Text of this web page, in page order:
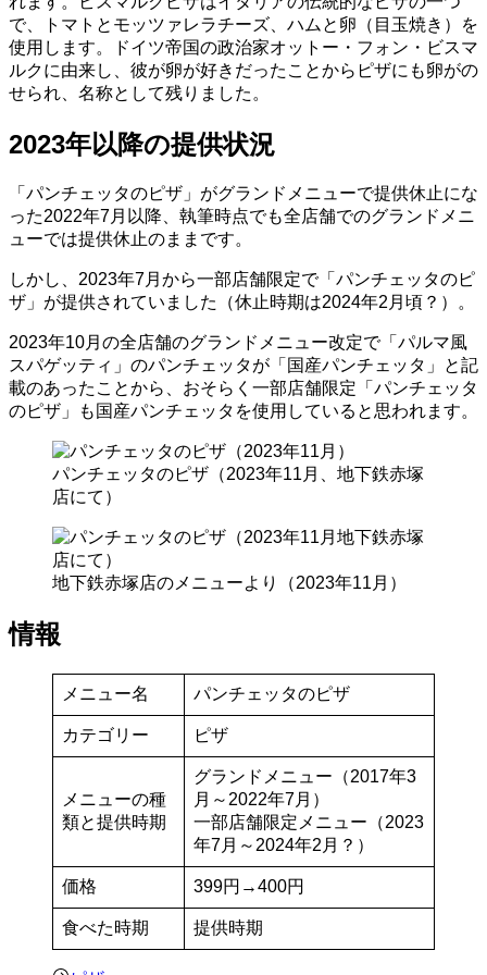
で、トマトとモッツァレラチーズ、ハムと卵（目玉焼き）を
使用します。ドイツ帝国の政治家オットー・フォン・ビスマ
ルクに由来し、彼が卵が好きだったことからピザにも卵がの
せられ、名称として残りました。
2023年以降の提供状況
「パンチェッタのピザ」がグランドメニューで提供休止にな
った2022年7月以降、執筆時点でも全店舗でのグランドメニ
ューでは提供休止のままです。
しかし、2023年7月から一部店舗限定で「パンチェッタのピ
ザ」が提供されていました（休止時期は2024年2月頃？）。
2023年10月の全店舗のグランドメニュー改定で「パルマ風
スパゲッティ」のパンチェッタが「国産パンチェッタ」と記
載のあったことから、おそらく一部店舗限定「パンチェッタ
のピザ」も国産パンチェッタを使用していると思われます。
パンチェッタのピザ（2023年11月、地下鉄赤塚
店にて）
地下鉄赤塚店のメニューより（2023年11月）
情報
メニュー名 パンチェッタのピザ
カテゴリー ピザ
メニューの種
類と提供時期
グランドメニュー（2017年3
月～2022年7月）
一部店舗限定メニュー（2023
年7月～2024年2月？）
価格 399円→400円
食べた時期 提供時期